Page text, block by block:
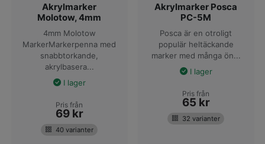
Akrylmarker
Molotow, 4mm
4mm Molotow
MarkerMarkerpenna med
snabbtorkande,
akrylbasera...
I lager
Pris från
69 kr
40 varianter
Akrylmarker Posca
PC-5M
Posca är en otroligt
populär heltäckande
marker med många ön...
I lager
Pris från
65 kr
32 varianter